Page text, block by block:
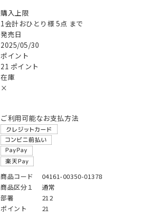
購入上限
1会計おひとり様 5点 まで
発売日
2025/05/30
ポイント
21 ポイント
在庫
×
ご利用可能なお支払方法
商品コード
04161-00350-01378
商品区分１
通常
部署
212
ポイント
21